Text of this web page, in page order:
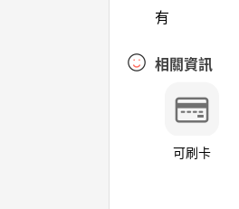
有
相關資訊
可刷卡